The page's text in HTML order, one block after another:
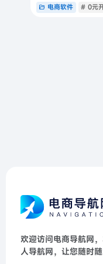
电商软件 # 0元
欢迎访问电商导航网
人导航网，让您随时